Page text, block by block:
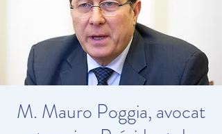
M. Mauro Poggia, avocat